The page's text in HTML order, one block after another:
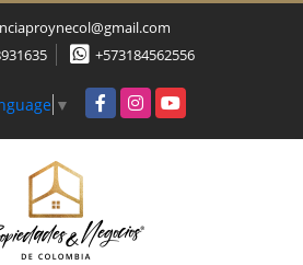
+573184562556
▼ FacebookInstagramYouTube